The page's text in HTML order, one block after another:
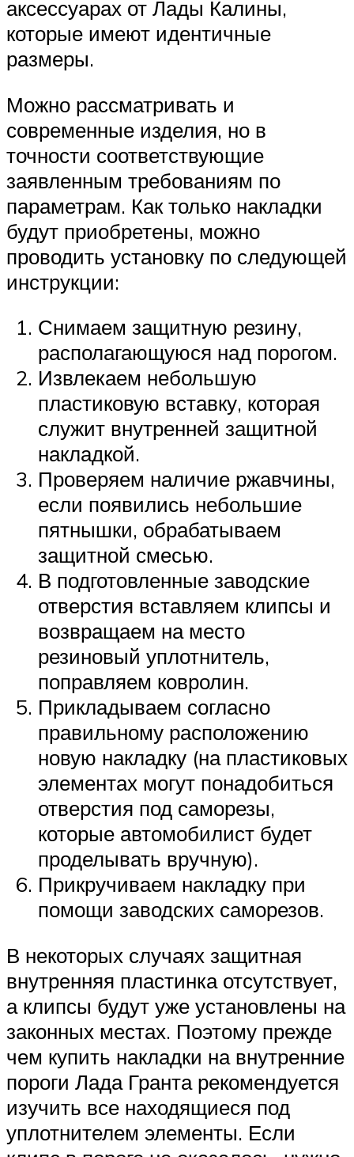
аксессуарах от Лады Калины,
которые имеют идентичные
размеры.
Можно рассматривать и
современные изделия, но в
точности соответствующие
заявленным требованиям по
параметрам. Как только накладки
будут приобретены, можно
проводить установку по следующей
инструкции:
Снимаем защитную резину,
располагающуюся над порогом.
Извлекаем небольшую
пластиковую вставку, которая
служит внутренней защитной
накладкой.
Проверяем наличие ржавчины,
если появились небольшие
пятнышки, обрабатываем
защитной смесью.
В подготовленные заводские
отверстия вставляем клипсы и
возвращаем на место
резиновый уплотнитель,
поправляем ковролин.
Прикладываем согласно
правильному расположению
новую накладку (на пластиковых
элементах могут понадобиться
отверстия под саморезы,
которые автомобилист будет
проделывать вручную).
Прикручиваем накладку при
помощи заводских саморезов.
В некоторых случаях защитная
внутренняя пластинка отсутствует,
а клипсы будут уже установлены на
законных местах. Поэтому прежде
чем купить накладки на внутренние
пороги Лада Гранта рекомендуется
изучить все находящиеся под
уплотнителем элементы. Если